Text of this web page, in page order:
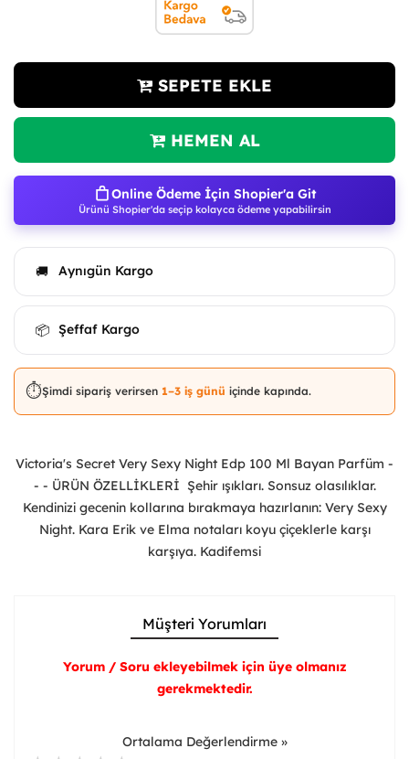
SEPETE EKLE
HEMEN AL
Online Ödeme İçin Shopier'a Git
Ürünü Shopier'da seçip kolayca ödeme yapabilirsin
🚚 Aynıgün Kargo
📦 Şeffaf Kargo
⏱️Şimdi sipariş verirsen 1–3 iş günü içinde kapında.
Victoria's Secret Very Sexy Night Edp 100 Ml Bayan Parfüm -
- - ÜRÜN ÖZELLİKLERİ Şehir ışıkları. Sonsuz olasılıklar.
Kendinizi gecenin kollarına bırakmaya hazırlanın: Very Sexy
Night. Kara Erik ve Elma notaları koyu çiçeklerle karşı
karşıya. Kadifemsi
Müşteri Yorumları
Yorum / Soru ekleyebilmek için üye olmanız
gerekmektedir.
Ortalama Değerlendirme »